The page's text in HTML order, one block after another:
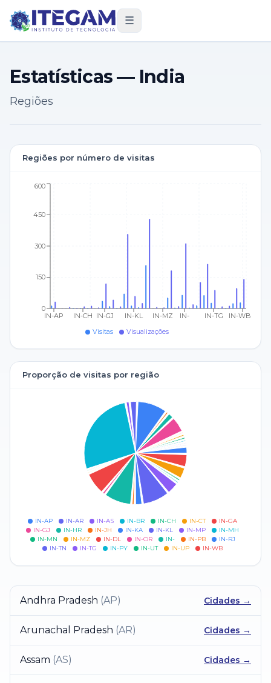
☰
Estatísticas — India
Regiões
Regiões por número de visitas
IN-AP IN-CH IN-GJ IN-KL IN-MZ IN- IN-TG IN-WB
0
150
300
450
600
Visitas Visualizações
Proporção de visitas por região
IN-AP IN-AR IN-AS IN-BR IN-CH IN-CT
IN-GA
IN-GJ
IN-HR IN-JH IN-KA IN-KL IN-MP
IN-MH
IN-MN
IN-MZ IN-DL IN-OR IN- IN-PB
IN-RJ
IN-TN
IN-TG IN-PY IN-UT IN-UP IN-WB
Andhra Pradesh (AP) Cidades →
Arunachal Pradesh (AR) Cidades →
Assam (AS) Cidades →